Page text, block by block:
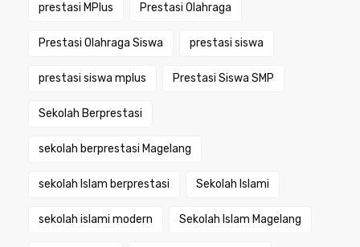
prestasi MPlus Prestasi Olahraga
Prestasi Olahraga Siswa prestasi siswa
prestasi siswa mplus Prestasi Siswa SMP
Sekolah Berprestasi
sekolah berprestasi Magelang
sekolah Islam berprestasi Sekolah Islami
sekolah islami modern Sekolah Islam Magelang